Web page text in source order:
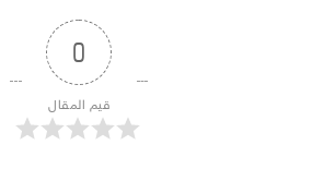
0
قيم المقال